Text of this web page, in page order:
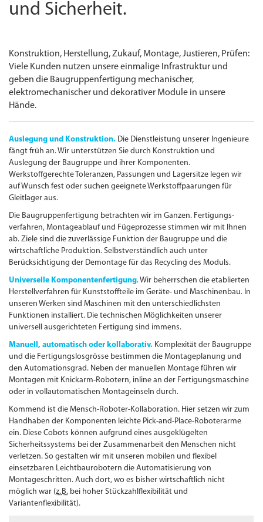
und Sicherheit.
Konstruktion, Herstellung, Zukauf, Montage, Justieren, Prüfen:
Viele Kunden nutzen unsere einmalige Infrastruktur und
geben die Baugruppen­fertigung mechanischer,
elektromechanischer und dekorativer Module in unsere
Hände.
Auslegung und Konstruktion. Die Dienstleistung unserer Ingenieure
fängt früh an. Wir unterstützen Sie durch Konstruktion und
Auslegung der Baugruppe und ihrer Komponenten.
Werkstoffgerechte Toleranzen, Passungen und Lagersitze legen wir
auf Wunsch fest oder suchen geeignete Werkstoffpaarungen für
Gleitlager aus.
Die Baugruppen­fertigung betrachten wir im Ganzen. Fertigungs­
verfahren, Montageablauf und Fügeprozesse stimmen wir mit Ihnen
ab. Ziele sind die zuverlässige Funktion der Baugruppe und die
wirtschaftliche Produktion. Selbstverständlich auch unter
Berücksichtigung der Demontage für das Recycling des Moduls.
Universelle Komponentenfertigung. Wir beherrschen die etablierten
Herstellverfahren für Kunststoffteile im Geräte- und Maschinenbau. In
unseren Werken sind Maschinen mit den unterschiedlichsten
Funktionen installiert. Die technischen Möglichkeiten unserer
universell ausgerichteten Fertigung sind immens.
Manuell, automatisch oder kollaborativ. Komplexität der Baugruppe
und die Fertigungslosgrösse bestimmen die Montageplanung und
den Automationsgrad. Neben der manuellen Montage führen wir
Montagen mit Knickarm-Robotern, inline an der Fertigungs­maschine
oder in voll­automatischen Montageinseln durch.
Kommend ist die Mensch-Roboter-Kollaboration. Hier setzen wir zum
Handhaben der Komponenten leichte Pick-and-Place-Roboterarme
ein. Diese Cobots können aufgrund eines ausgeklügelten
Sicherheitssystems bei der Zusammenarbeit den Menschen nicht
verletzen. So gestalten wir mit unseren mobilen und flexibel
einsetzbaren Leichtbaurobotern die Automatisierung von
Montageschritten. Auch dort, wo es bisher wirtschaftlich nicht
möglich war (z.B. bei hoher Stückzahlflexibilität und
Variantenflexibilität).